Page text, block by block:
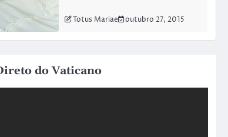
Totus Mariae outubro 27, 2015
do Vaticano